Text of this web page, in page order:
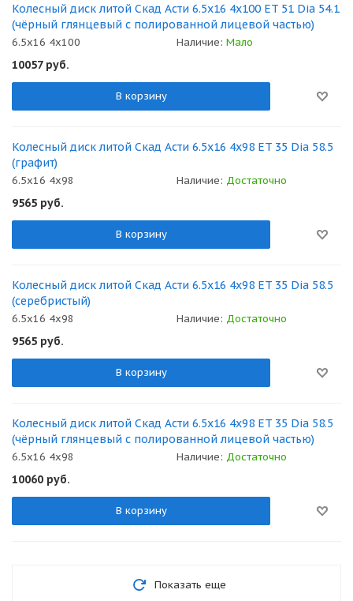
Колесный диск литой Скад Асти 6.5x16 4x100 ET 51 Dia 54.1
(чёрный глянцевый с полированной лицевой частью)
6.5x16 4x100 Наличие: Мало
10057руб.
В корзину
Колесный диск литой Скад Асти 6.5x16 4x98 ET 35 Dia 58.5
(графит)
6.5x16 4x98 Наличие: Достаточно
9565 руб.
В корзину
Колесный диск литой Скад Асти 6.5x16 4x98 ET 35 Dia 58.5
(серебристый)
6.5x16 4x98 Наличие: Достаточно
9565 руб.
В корзину
Колесный диск литой Скад Асти 6.5x16 4x98 ET 35 Dia 58.5
(чёрный глянцевый с полированной лицевой частью)
6.5x16 4x98 Наличие: Достаточно
10060 руб.
В корзину
Показать еще